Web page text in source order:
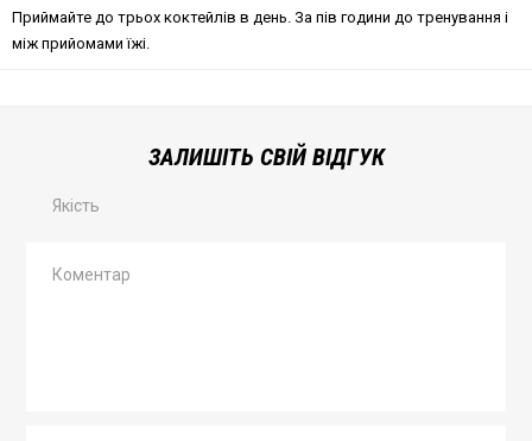
Приймайте до трьох коктейлів в день. За пів години до тренування і
між прийомами їжі.
ЗАЛИШІТЬ СВІЙ ВІДГУК
Якість